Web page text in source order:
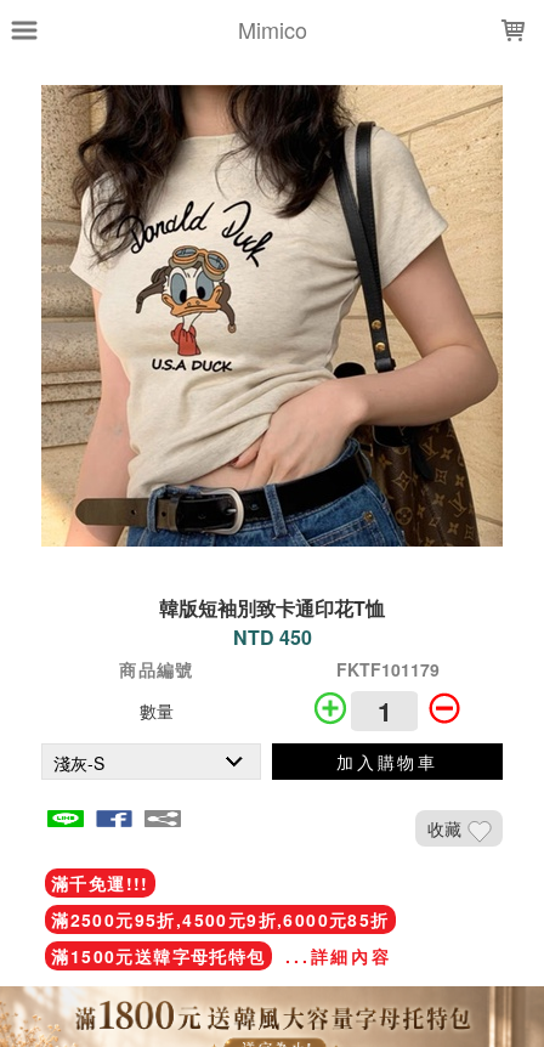
Mimico
韓版短袖別致卡通印花T恤
NTD 450
商品編號
FKTF101179
數量
加入購物車
收藏
滿千免運!!!
滿2500元95折,4500元9折,6000元85折
滿1500元送韓字母托特包
...詳細內容